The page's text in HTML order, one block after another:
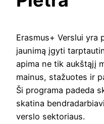
Erasmus+ Verslui yra
jaunimą įgyti
apima ne tik aukštąjį
mainus, stažuotes ir
Ši programa padeda
skatina
verslo sektoriaus.